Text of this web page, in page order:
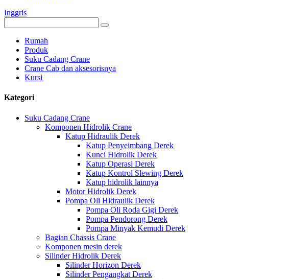
Inggris
Rumah
Produk
Suku Cadang Crane
Crane Cab dan aksesorisnya
Kursi
Kategori
Suku Cadang Crane
Komponen Hidrolik Crane
Katup Hidraulik Derek
Katup Penyeimbang Derek
Kunci Hidrolik Derek
Katup Operasi Derek
Katup Kontrol Slewing Derek
Katup hidrolik lainnya
Motor Hidrolik Derek
Pompa Oli Hidraulik Derek
Pompa Oli Roda Gigi Derek
Pompa Pendorong Derek
Pompa Minyak Kemudi Derek
Bagian Chassis Crane
Komponen mesin derek
Silinder Hidrolik Derek
Silinder Horizon Derek
Silinder Pengangkat Derek